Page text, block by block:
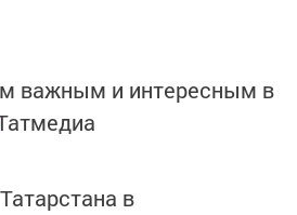
важным и интересным в
в